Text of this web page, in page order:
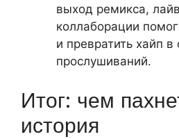
выход ремикса,
коллаборации
и превратить хайп
прослушиваний.
Итог: чем
история